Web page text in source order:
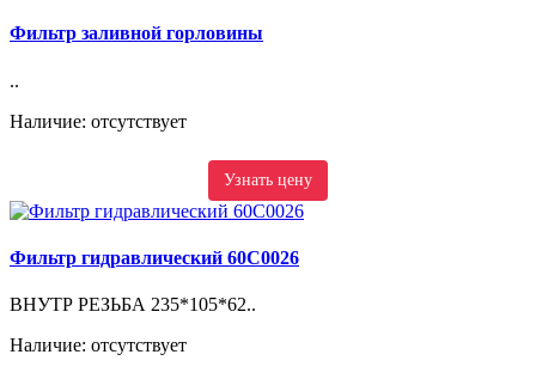
Фильтр заливной горловины
..
Наличие: отсутствует
Узнать цену
Фильтр гидравлический 60C0026
ВНУТР РЕЗЬБА 235*105*62..
Наличие: отсутствует